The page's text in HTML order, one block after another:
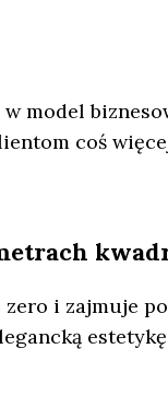
model
coś
i zajmuje